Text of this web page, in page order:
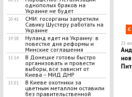
однополых браков на
Украине не будет
20:41
СМИ: госорганы запретили
Савику Шустеру работать на
Украине
19:58
Нуланд едет на Украину: в
повестке дня реформы и
Минские соглашения
15:14
В Донецке готовы быстро
организовать и провести
выборы, все зависит от
Киева – МИД ДНР
15:01
В Киеве охотники за
цветным металлом оставили
без правительственной
25